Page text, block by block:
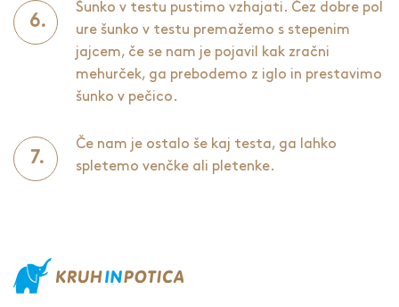
Šunko v testu pustimo vzhajati. Čez dobre pol
ure šunko v testu premažemo s stepenim
jajcem, če se nam je pojavil kak zračni
mehurček, ga prebodemo z iglo in prestavimo
šunko v pečico.
Če nam je ostalo še kaj testa, ga lahko
spletemo venčke ali pletenke.